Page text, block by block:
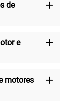
de
e
motores